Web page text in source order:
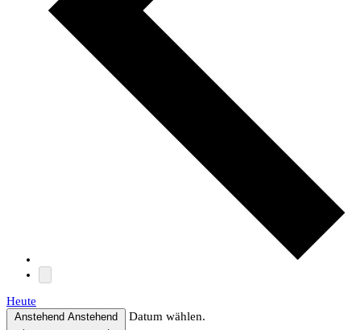
Heute
Anstehend Anstehend Datum wählen.